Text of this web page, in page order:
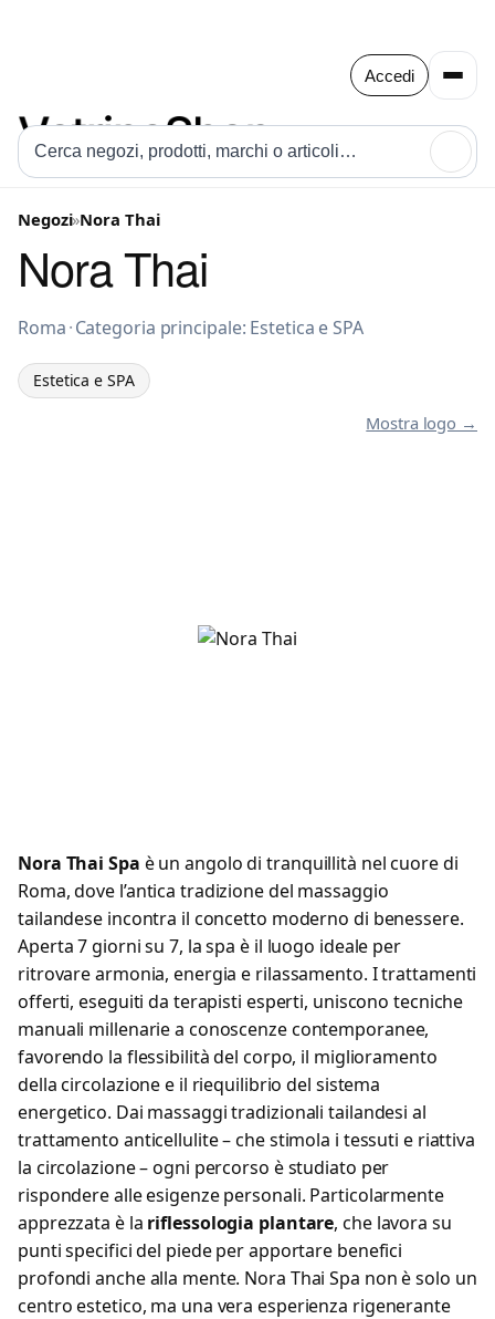
Accedi
Negozi»Nora Thai
Nora Thai
Estetica e SPA a Roma
Roma·Categoria principale: Estetica e SPA
Estetica e SPA
Mostra logo →
Nora Thai Spa è un angolo di tranquillità nel cuore di
Roma, dove l’antica tradizione del massaggio
tailandese incontra il concetto moderno di benessere.
Aperta 7 giorni su 7, la spa è il luogo ideale per
ritrovare armonia, energia e rilassamento. I trattamenti
offerti, eseguiti da terapisti esperti, uniscono tecniche
manuali millenarie a conoscenze contemporanee,
favorendo la flessibilità del corpo, il miglioramento
della circolazione e il riequilibrio del sistema
energetico. Dai massaggi tradizionali tailandesi al
trattamento anticellulite – che stimola i tessuti e riattiva
la circolazione – ogni percorso è studiato per
rispondere alle esigenze personali. Particolarmente
apprezzata è la riflessologia plantare, che lavora su
punti specifici del piede per apportare benefici
profondi anche alla mente. Nora Thai Spa non è solo un
centro estetico, ma una vera esperienza rigenerante